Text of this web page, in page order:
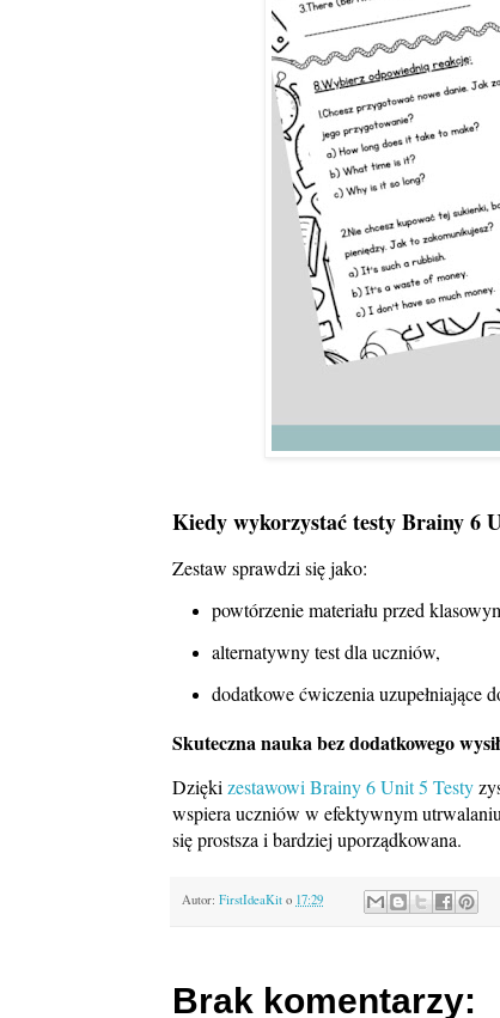
Kiedy wykorzystać testy Brainy 6
Zestaw sprawdzi się jako:
powtórzenie materiału przed
alternatywny test dla uczniów,
dodatkowe ćwiczenia uzupełniające
Skuteczna nauka bez dodatkowego
DziękizestawowiBrainy 6 Unit 5 Testy
wspiera uczniów w efektywnym
się prostsza i bardziej uporządkowana.
Autor: FirstIdeaKit o 17:29
Brak komentarzy: